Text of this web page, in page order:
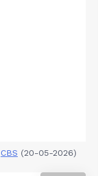
CBS (20-05-2026)